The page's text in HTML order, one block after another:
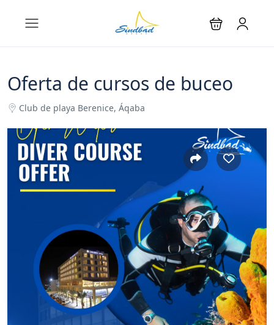
Oferta de cursos de buceo
Club de playa Berenice, Áqaba